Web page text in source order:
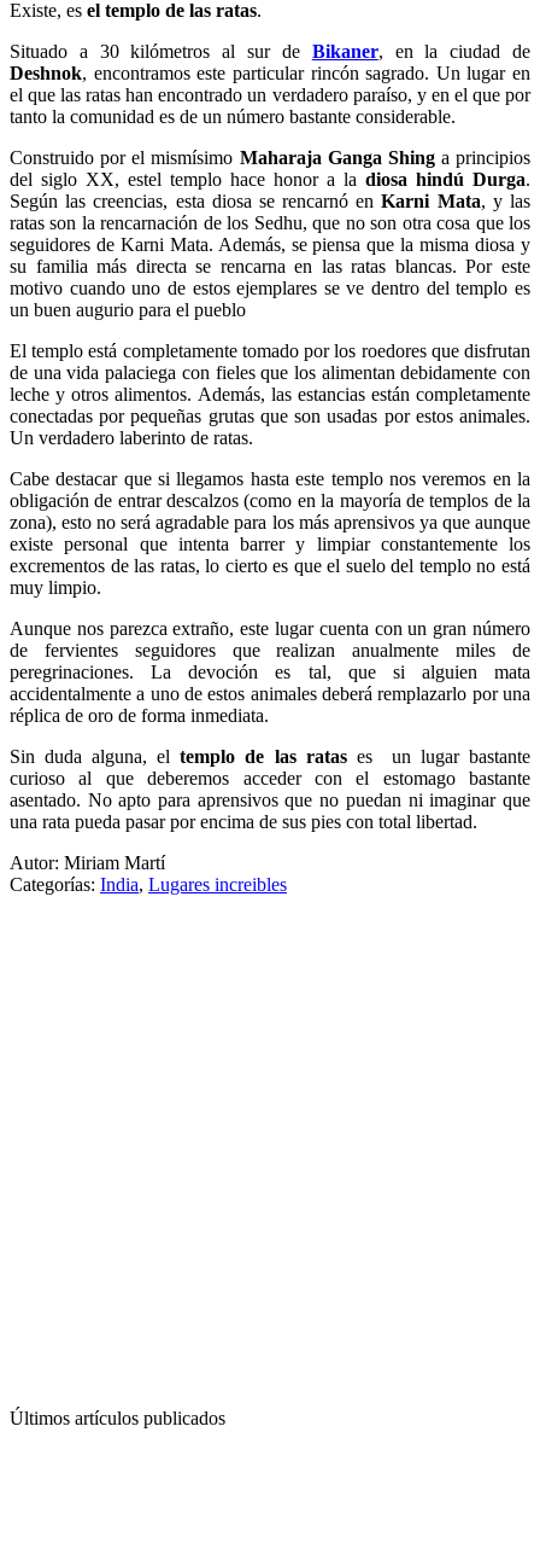
Existe, es el templo de las ratas.
Situado a 30 kilómetros al sur de Bikaner, en la ciudad de
Deshnok, encontramos este particular rincón sagrado. Un lugar en
el que las ratas han encontrado un verdadero paraíso, y en el que por
tanto la comunidad es de un número bastante considerable.
Construido por el mismísimo Maharaja Ganga Shinga principios
del siglo XX, estel templo hace honor a la diosa hindú Durga.
Según las creencias, esta diosa se rencarnó enKarni Mata, y las
ratas son la rencarnación de los Sedhu, que no son otra cosa que los
seguidores de Karni Mata. Además, se piensa que la misma diosa y
su familia más directa se rencarna en las ratas blancas. Por este
motivo cuando uno de estos ejemplares se ve dentro del templo es
un buen augurio para el pueblo
El templo está completamente tomado por los roedores que disfrutan
de una vida palaciega con fieles que los alimentan debidamente con
leche y otros alimentos. Además, las estancias están completamente
conectadas por pequeñas grutas que son usadas por estos animales.
Un verdadero laberinto de ratas.
Cabe destacar que si llegamos hasta este templo nos veremos en la
obligación de entrar descalzos (como en la mayoría de templos de la
zona), esto no será agradable para los más aprensivos ya que aunque
existe personal que intenta barrer y limpiar constantemente los
excrementos de las ratas, lo cierto es que el suelo del templo no está
muy limpio.
Aunque nos parezca extraño, este lugar cuenta con un gran número
de fervientes seguidores que realizan anualmente miles de
peregrinaciones. La devoción es tal, que si alguien mata
accidentalmente a uno de estos animales deberá remplazarlo por una
réplica de oro de forma inmediata.
Sin duda alguna, eltemplo de las ratases un lugar bastante
curioso al que deberemos acceder con el estomago bastante
asentado. No apto para aprensivos que no puedan ni imaginar que
una rata pueda pasar por encima de sus pies con total libertad.
Autor: Miriam Martí
Categorías: India, Lugares increibles
Últimos artículos publicados